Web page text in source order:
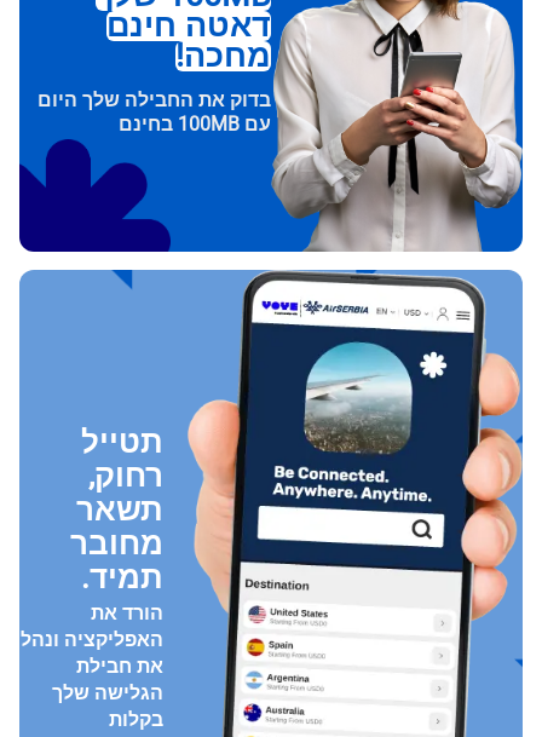
דאטה חינם
מחכה!
בדוק את החבילה שלך היום
עם 100MB בחינם
תטייל
רחוק,
תשאר
מחובר
תמיד.
הורד את
האפליקציה ונהל
את חבילת
הגלישה שלך
בקלות